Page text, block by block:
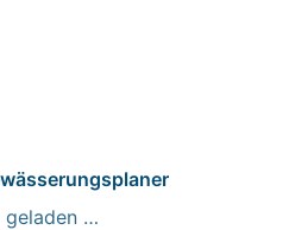
geladen …